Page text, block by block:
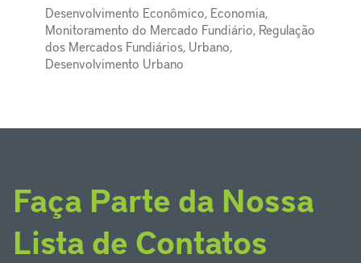
Desenvolvimento Econômico, Economia,
Monitoramento do Mercado Fundiário, Regulação
dos Mercados Fundiários, Urbano,
Desenvolvimento Urbano
Faça Parte da Nossa
Lista de Contatos